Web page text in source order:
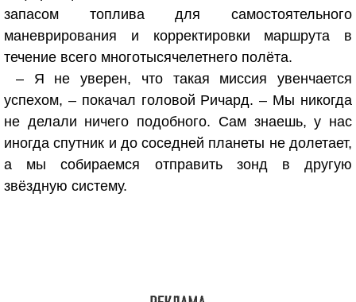
запасом топлива для самостоятельного
маневрирования и корректировки маршрута в
течение всего многотысячелетнего полёта.
– Я не уверен, что такая миссия увенчается
успехом, – покачал головой Ричард. – Мы никогда
не делали ничего подобного. Сам знаешь, у нас
иногда спутник и до соседней планеты не долетает,
а мы собираемся отправить зонд в другую
звёздную систему.